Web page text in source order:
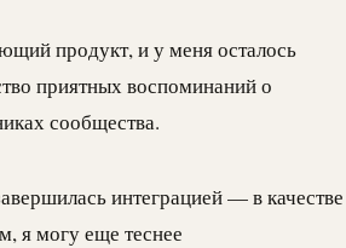
продукт, и у меня осталось
приятных воспоминаний о
сообщества.
интеграцией — в качестве
я могу еще теснее